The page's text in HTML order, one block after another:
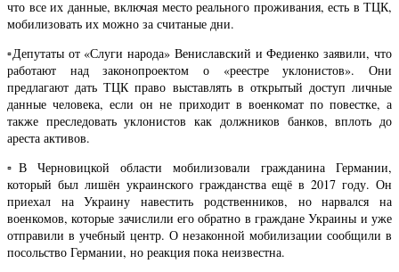
что все их данные, включая место реального проживания, есть в ТЦК,
мобилизовать их можно за считаные дни.
▫️Депутаты от «Слуги народа» Вениславский и Федиенко заявили, что
работают над законопроектом о «реестре уклонистов». Они
предлагают дать ТЦК право выставлять в открытый доступ личные
данные человека, если он не приходит в военкомат по повестке, а
также преследовать уклонистов как должников банков, вплоть до
ареста активов.
▫️В Черновицкой области мобилизовали гражданина Германии,
который был лишён украинского гражданства ещё в 2017 году. Он
приехал на Украину навестить родственников, но нарвался на
военкомов, которые зачислили его обратно в граждане Украины и уже
отправили в учебный центр. О незаконной мобилизации сообщили в
посольство Германии, но реакция пока неизвестна.